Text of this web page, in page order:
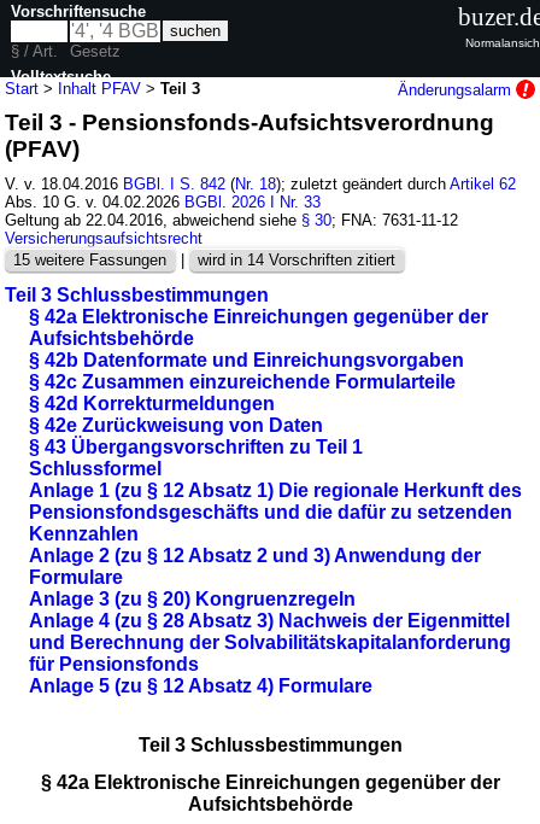
Start > Inhalt PFAV >Teil 3 Änderungsalarm
Teil 3 - Pensionsfonds-Aufsichtsverordnung
(PFAV)
V. v. 18.04.2016 BGBl. I S. 842 (Nr. 18); zuletzt geändert durchArtikel 62
Abs. 10 G. v. 04.02.2026 BGBl. 2026 I Nr. 33
Geltung ab 22.04.2016, abweichend siehe § 30; FNA: 7631-11-12
Versicherungsaufsichtsrecht
15 weitere Fassungen
| wird in 14 Vorschriften zitiert
Teil 3 Schlussbestimmungen
§ 42a Elektronische Einreichungen gegenüber der
Aufsichtsbehörde
§ 42b Datenformate und Einreichungsvorgaben
§ 42c Zusammen einzureichende Formularteile
§ 42d Korrekturmeldungen
§ 42e Zurückweisung von Daten
§ 43 Übergangsvorschriften zu Teil 1
Schlussformel
Anlage 1 (zu § 12 Absatz 1) Die regionale Herkunft des
Pensionsfondsgeschäfts und die dafür zu setzenden
Kennzahlen
Anlage 2 (zu § 12 Absatz 2 und 3) Anwendung der
Formulare
Anlage 3 (zu § 20) Kongruenzregeln
Anlage 4 (zu § 28 Absatz 3) Nachweis der Eigenmittel
und Berechnung der Solvabilitätskapitalanforderung
für Pensionsfonds
Anlage 5 (zu § 12 Absatz 4) Formulare
Teil 3 Schlussbestimmungen
§ 42a Elektronische Einreichungen gegenüber der
Aufsichtsbehörde
Vorschriftensuche
§ / Art.
Gesetz
Volltextsuche
nur in PFAV